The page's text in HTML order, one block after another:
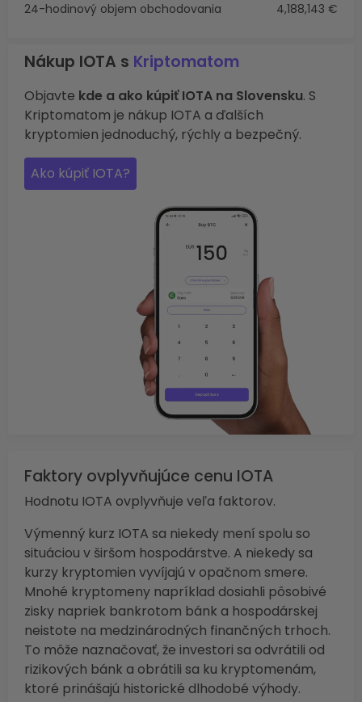
24-hodinový objem obchodovania 4,188,143 €
Nákup IOTA s Kriptomatom
Objavte kde a ako kúpiť IOTA na Slovensku. S
Kriptomatom je nákup IOTA a ďalších
kryptomien jednoduchý, rýchly a bezpečný.
Ako kúpiť IOTA?
Faktory ovplyvňujúce cenu IOTA
Hodnotu IOTA ovplyvňuje veľa faktorov.
Výmenný kurz IOTA sa niekedy mení spolu so
situáciou v širšom hospodárstve. A niekedy sa
kurzy kryptomien vyvíjajú v opačnom smere.
Mnohé kryptomeny napríklad dosiahli pôsobivé
zisky napriek bankrotom bánk a hospodárskej
neistote na medzinárodných finančných trhoch.
To môže naznačovať, že investori sa odvrátili od
rizikových bánk a obrátili sa ku kryptomenám,
ktoré prinášajú historické dlhodobé výhody.